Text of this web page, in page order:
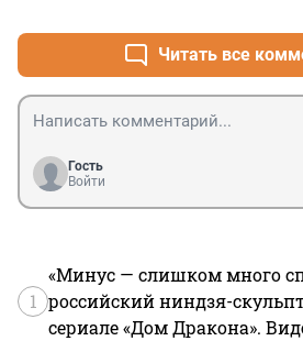
Читать все
Гость
Войти
1
«Минус — слишком много
российский ниндзя-
сериале «Дом Дракона».